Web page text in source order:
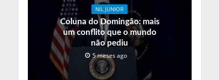
NIL JUNIOR
Coluna do Domingão: mais
um conflito que o mundo
não pediu
5 meses ago